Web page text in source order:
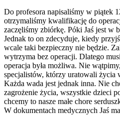
Do profesora napisaliśmy w piątek
otrzymaliśmy kwalifikację do
zaczęliśmy zbiórkę. Póki Jaś jest w
Jednak to on zdecyduje, kiedy
wcale taki bezpieczny nie będzie.
wytrzyma bez operacji. Dlatego
operacja była możliwa. Nie
specjalistów, którzy uratowali życia
Każda wada jest jednak inna. Nie
zagrożenie życia, wszystkie dzieci
chcemy to nasze małe chore
W dokumentach medycznych Jaś